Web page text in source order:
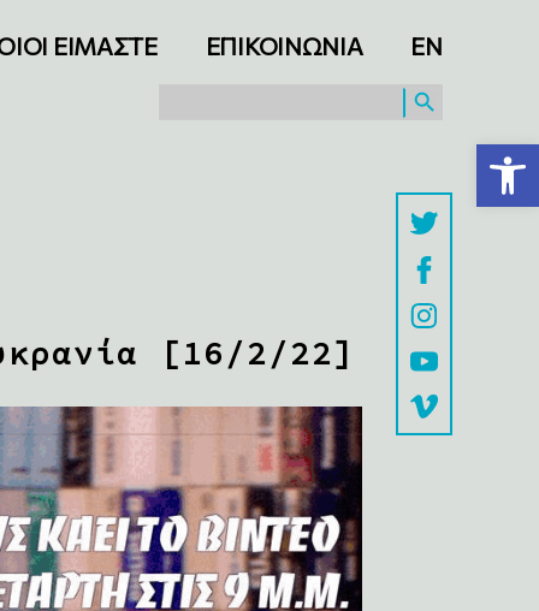
Ανοίξτε τη γραμμή εργαλείων
ΕΙΜΑΣΤΕ ΕΠΙΚΟΙΝΩΝΙΑ ΕΝ
SEARCH BUTTON
[16/2/22]